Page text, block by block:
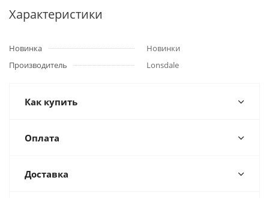
Характеристики
Новинка
Новинки
Производитель
Lonsdale
Как купить
Оплата
Доставка